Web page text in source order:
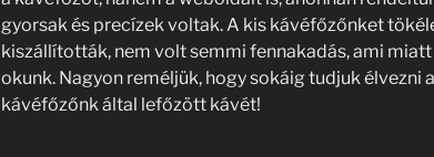
gyorsak és precízek voltak. A kis kávéfőzőnket
kiszállították, nem volt semmi fennakadás, ami miatt
okunk. Nagyon reméljük, hogy sokáig tudjuk élvezni
kávéfőzőnk által lefőzött kávét!